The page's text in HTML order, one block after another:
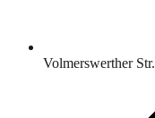
Volmerswerther